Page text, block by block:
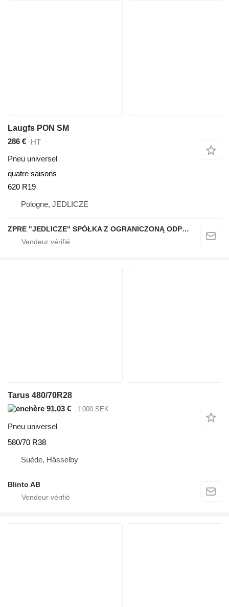
Laugfs PON SM
286 € HT
Pneu universel
quatre saisons
620 R19
Pologne, JEDLICZE
ZPRE "JEDLICZE" SPÓŁKA Z OGRANICZONĄ ODPOWIEDZIALNOŚCIĄ
Tarus 480/70R28
91,03 €
1 000 SEK
Pneu universel
580/70 R38
Suède, Hässelby
Blinto AB